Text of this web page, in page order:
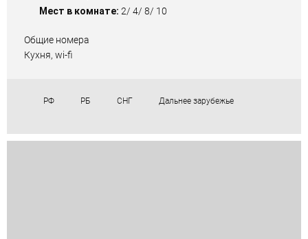
Мест в комнате: 2/ 4/ 8/ 10
Общие номера
Кухня, wi-fi
РФ РБ СНГ Дальнее зарубежье